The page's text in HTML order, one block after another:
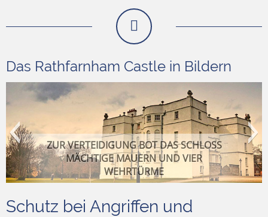
Das Rathfarnham Castle in Bildern
ZUR VERTEIDIGUNG BOT DAS SCHLOSS
MÄCHTIGE MAUERN UND VIER
WEHRTÜRME
Schutz bei Angriffen und